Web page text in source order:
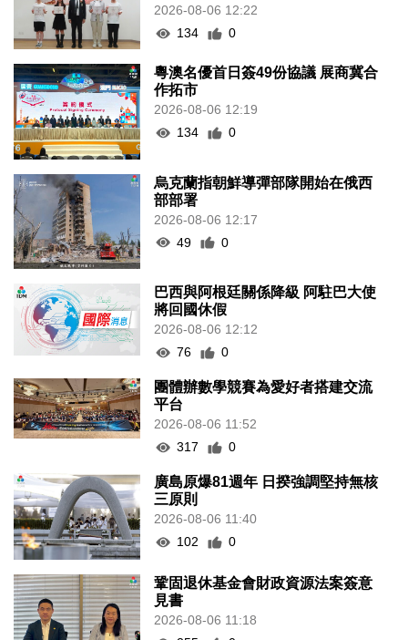
2026-08-06 12:22
134
0
粵澳名優首日簽49份協議 展商冀合
作拓市
2026-08-06 12:19
134
0
烏克蘭指朝鮮導彈部隊開始在俄西
部部署
2026-08-06 12:17
49
0
巴西與阿根廷關係降級 阿駐巴大使
將回國休假
2026-08-06 12:12
76
0
團體辦數學競賽為愛好者搭建交流
平台
2026-08-06 11:52
317
0
廣島原爆81週年 日揆強調堅持無核
三原則
2026-08-06 11:40
102
0
鞏固退休基金會財政資源法案簽意
見書
2026-08-06 11:18